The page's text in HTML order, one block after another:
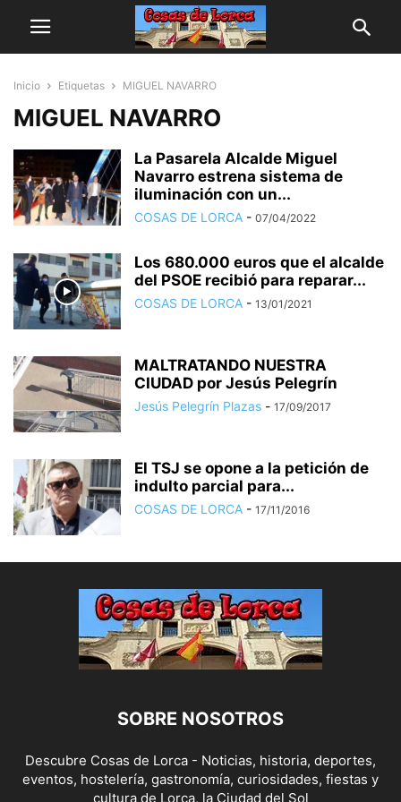
Inicio Etiquetas MIGUEL NAVARRO
MIGUEL NAVARRO
La Pasarela Alcalde Miguel
Navarro estrena sistema de
iluminación con un...
COSAS DE LORCA - 07/04/2022
Los 680.000 euros que el alcalde
del PSOE recibió para reparar...
COSAS DE LORCA - 13/01/2021
MALTRATANDO NUESTRA
CIUDAD por Jesús Pelegrín
Jesús Pelegrín Plazas - 17/09/2017
El TSJ se opone a la petición de
indulto parcial para...
COSAS DE LORCA - 17/11/2016
SOBRE NOSOTROS
Descubre Cosas de Lorca - Noticias, historia, deportes,
eventos, hostelería, gastronomía, curiosidades, fiestas y
cultura de Lorca, la Ciudad del Sol